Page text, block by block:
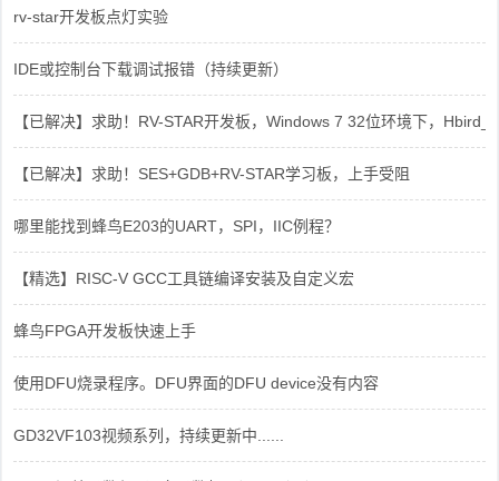
rv-star开发板点灯实验
IDE或控制台下载调试报错（持续更新）
【已解决】求助！RV-STAR开发板，Windows 7 32位环境下，
【已解决】求助！SES+GDB+RV-STAR学习板，上手受阻
哪里能找到蜂鸟E203的UART，SPI，IIC例程？
【精选】RISC-V GCC工具链编译安装及自定义宏
蜂鸟FPGA开发板快速上手
使用DFU烧录程序。DFU界面的DFU device没有内容
GD32VF103视频系列，持续更新中......